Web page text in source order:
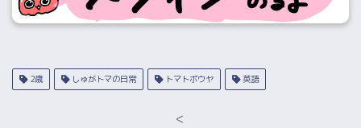
2歳 しゅがトマの日常 トマトボウヤ 英語
<